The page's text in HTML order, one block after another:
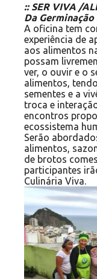
:: SER VIVA /
Da Germinação
A oficina tem
experiência de
aos alimentos
possam
ver, o ouvir e o
alimentos,
sementes e a
troca e
encontros
ecossistema
Serão
alimentos,
de brotos
participantes
Culinária Viva.